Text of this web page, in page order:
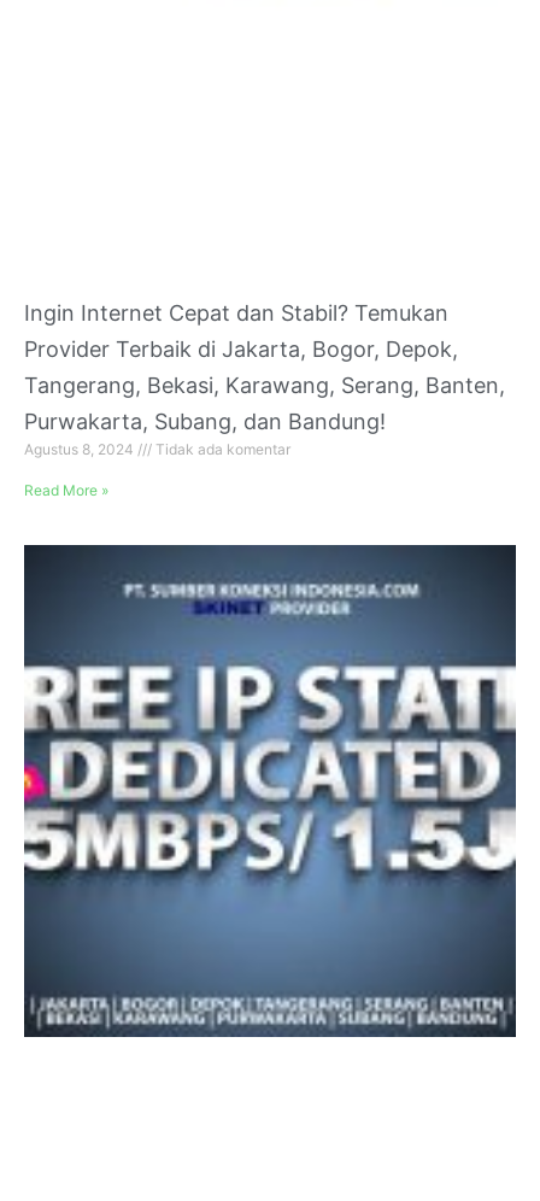
Ingin Internet Cepat dan Stabil? Temukan
Provider Terbaik di Jakarta, Bogor, Depok,
Tangerang, Bekasi, Karawang, Serang, Banten,
Purwakarta, Subang, dan Bandung!
Agustus 8, 2024 Tidak ada komentar
Read More »